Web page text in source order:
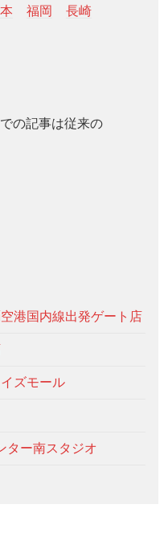
福岡
長崎
の記事は従来の
港国内線出発ゲート店
ズモール
ター南スタジオ